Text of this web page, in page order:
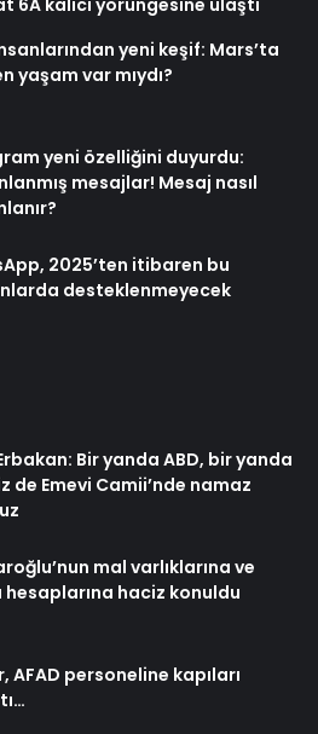
yeni keşif: Mars’ta
yaşam var mıydı?
yeni özelliğini duyurdu:
mesajlar! Mesaj nasıl
2025’ten itibaren bu
desteklenmeyecek
Bir yanda ABD, bir yanda
de Emevi Camii’nde namaz
mal varlıklarına ve
hesaplarına haciz konuldu
AFAD personeline kapıları